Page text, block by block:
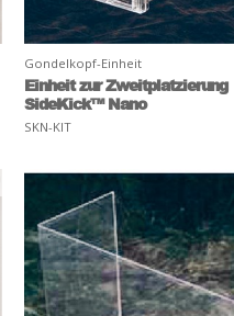
Gondelkopf-Einheit
Einheit zur Zweitplatzierung
SideKick™ Nano
SKN-KIT